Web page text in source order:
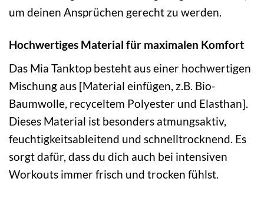
um deinen Ansprüchen gerecht zu werden.
Hochwertiges Material für maximalen Komfort
Das Mia Tanktop besteht aus einer hochwertigen
Mischung aus [Material einfügen, z.B. Bio-
Baumwolle, recyceltem Polyester und Elasthan].
Dieses Material ist besonders atmungsaktiv,
feuchtigkeitsableitend und schnelltrocknend. Es
sorgt dafür, dass du dich auch bei intensiven
Workouts immer frisch und trocken fühlst.